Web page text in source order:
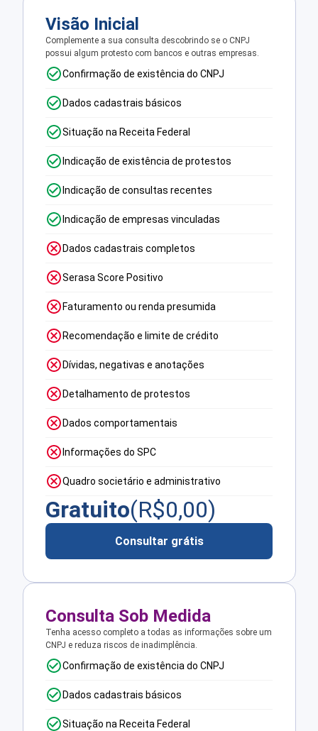
Visão Inicial
Complemente a sua consulta descobrindo se o CNPJ
possui algum protesto com bancos e outras empresas.
Confirmação de existência do CNPJ
Dados cadastrais básicos
Situação na Receita Federal
Indicação de existência de protestos
Indicação de consultas recentes
Indicação de empresas vinculadas
Dados cadastrais completos
Serasa Score Positivo
Faturamento ou renda presumida
Recomendação e limite de crédito
Dívidas, negativas e anotações
Detalhamento de protestos
Dados comportamentais
Informações do SPC
Quadro societário e administrativo
Gratuito(R$0,00)
Consultar grátis
Consulta Sob Medida
Tenha acesso completo a todas as informações sobre um
CNPJ e reduza riscos de inadimplência.
Confirmação de existência do CNPJ
Dados cadastrais básicos
Situação na Receita Federal